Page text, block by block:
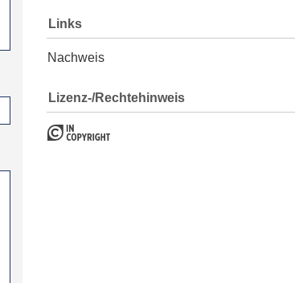
Links
Nachweis
Lizenz-/Rechtehinweis